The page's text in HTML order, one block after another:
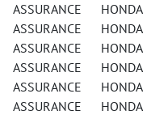
ASSURANCE
ASSURANCE
ASSURANCE
ASSURANCE
ASSURANCE
ASSURANCE